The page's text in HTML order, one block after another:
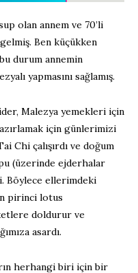
olan annem ve 70’li
Ben küçükken
durum annemin
yapmasını sağlamış.
Malezya yemekleri için
için günlerimizi
Chi çalışırdı ve doğum
(üzerinde ejderhalar
Böylece ellerimdeki
pirinci lotus
doldurur ve
asardı.
herhangi biri için bir